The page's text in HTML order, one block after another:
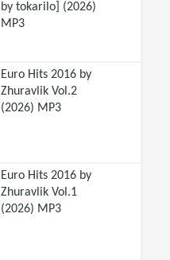
by tokarilo] (2026)
MP3
Euro Hits 2016 by
Zhuravlik Vol.2
(2026) MP3
Euro Hits 2016 by
Zhuravlik Vol.1
(2026) MP3